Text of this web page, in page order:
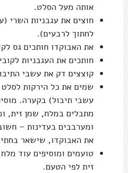
אותה מעל הסלט.
חוצים את עגבניות השרי
לחתוך לרבעים).
את האבוקדו חותכים גס
חותכים את העגבניות
קוצצים דק את עשבי
שמים את כל הירקות לסלט
עשבי תיבול) בקערה.
מתבלים במלח, שמן זית,
ומערבבים בעדינות –
את האבוקדו, שישאר
טועמים ומוסיפים עוד
זית לפי הטעם.